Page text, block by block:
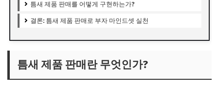
틈새 제품 판매를 어떻게 구현하는가?
결론: 틈새 제품 판매로 부자 마인드셋 실천
틈새 제품 판매란 무엇인가?